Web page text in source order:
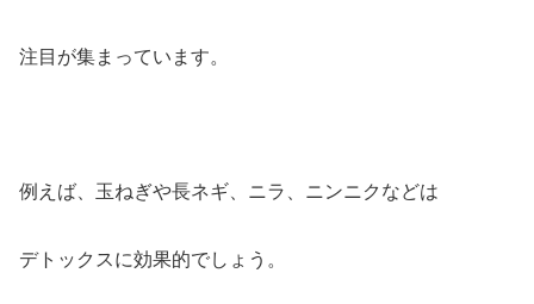
注目が集まっています。
例えば、玉ねぎや長ネギ、ニラ、ニンニクなどは
デトックスに効果的でしょう。